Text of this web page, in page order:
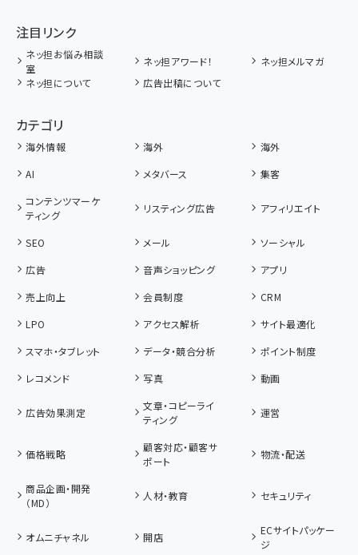
注目リンク
ネッ担お悩み相談
室
ネッ担アワード！
ネッ担メルマガ
ネッ担について
広告出稿について
カテゴリ
海外情報 海外
海外
AI
メタバース
集客
コンテンツマーケ
ティング
リスティング広告 アフィリエイト
SEO メール
ソーシャル
広告
音声ショッピング
アプリ
売上向上
会員制度
CRM
LPO
アクセス解析
サイト最適化
スマホ・タブレット
データ・競合分析
ポイント制度
レコメンド
写真 動画
広告効果測定
文章・コピーライ
ティング
運営
価格戦略
顧客対応・顧客サ
ポート
物流・配送
商品企画・開発
（MD）
人材・教育 セキュリティ
オムニチャネル 開店
ECサイトパッケー
ジ